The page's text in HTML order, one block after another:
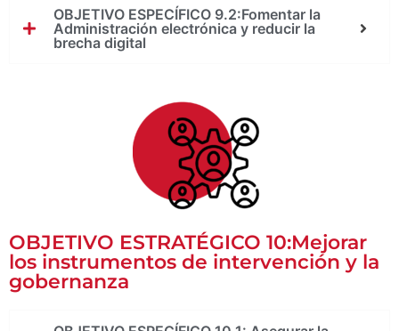
OBJETIVO ESPECÍFICO 9.2:Fomentar la
Administración electrónica y reducir la
brecha digital
OBJETIVO ESTRATÉGICO 10:Mejorar
los instrumentos de intervención y la
gobernanza